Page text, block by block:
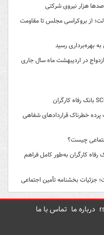
هزار نیروی شرکتی
از بروکراسی مجلس تا مقاومت
بهره‌برداری رسید
تسهیلات ازدواج در اردیبهشت ماه سال جاری
پرده خطرناک قراردادهای شفاهی
چیست؟
کارگران به‌طور کامل فراهم
جزئیات بخشنامه تأمین اجتماعی
درباره ما تماس با ما